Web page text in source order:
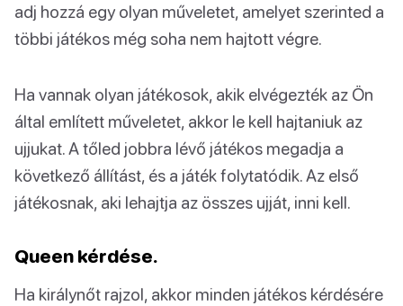
adj hozzá egy olyan műveletet, amelyet szerinted a
többi játékos még soha nem hajtott végre.
Ha vannak olyan játékosok, akik elvégezték az Ön
által említett műveletet, akkor le kell hajtaniuk az
ujjukat. A tőled jobbra lévő játékos megadja a
következő állítást, és a játék folytatódik. Az első
játékosnak, aki lehajtja az összes ujját, inni kell.
Queen kérdése.
Ha királynőt rajzol, akkor minden játékos kérdésére